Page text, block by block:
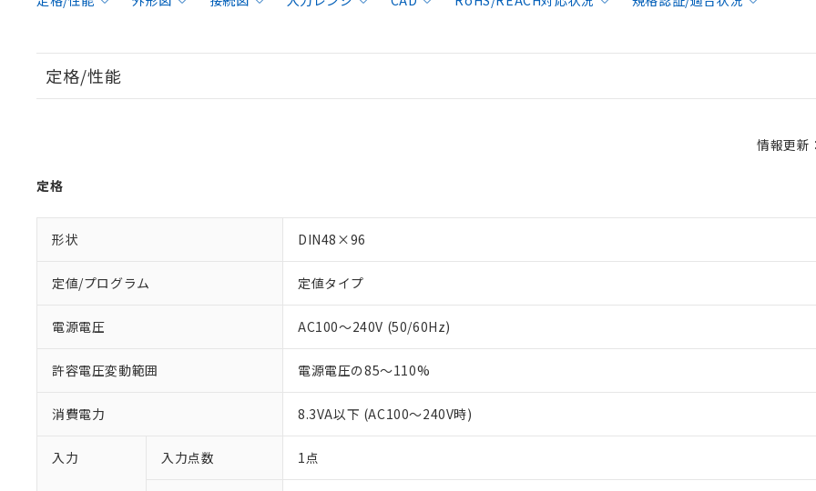
定格/性能
情報更
定格
形状 DIN48×96
定値/プログラム 定値タイプ
電源電圧 AC100～240V (50/60Hz)
許容電圧変動範囲 電源電圧の85～110%
消費電力 8.3VA以下 (AC100～240V時)
入力 入力点数 1点